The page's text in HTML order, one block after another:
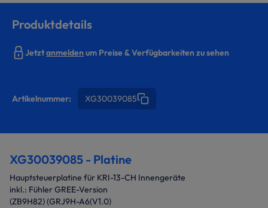
Produktdetails
Jetztanmeldenum Preise & Verfügbarkeiten zu sehen
Artikelnummer: XG30039085
XG30039085 - Platine
Hauptsteuerplatine für KRI-13-CH Innengeräte
inkl.: Fühler GREE-Version
(ZB9H82) (GRJ9H-A6(V1.0)